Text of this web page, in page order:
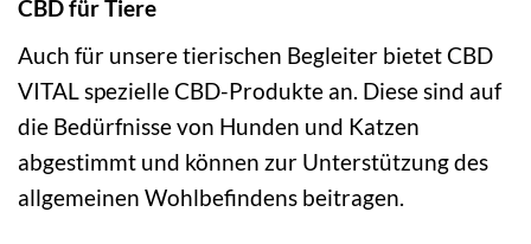
CBD für Tiere
Auch für unsere tierischen Begleiter bietet CBD
VITAL spezielle CBD-Produkte an. Diese sind auf
die Bedürfnisse von Hunden und Katzen
abgestimmt und können zur Unterstützung des
allgemeinen Wohlbefindens beitragen.